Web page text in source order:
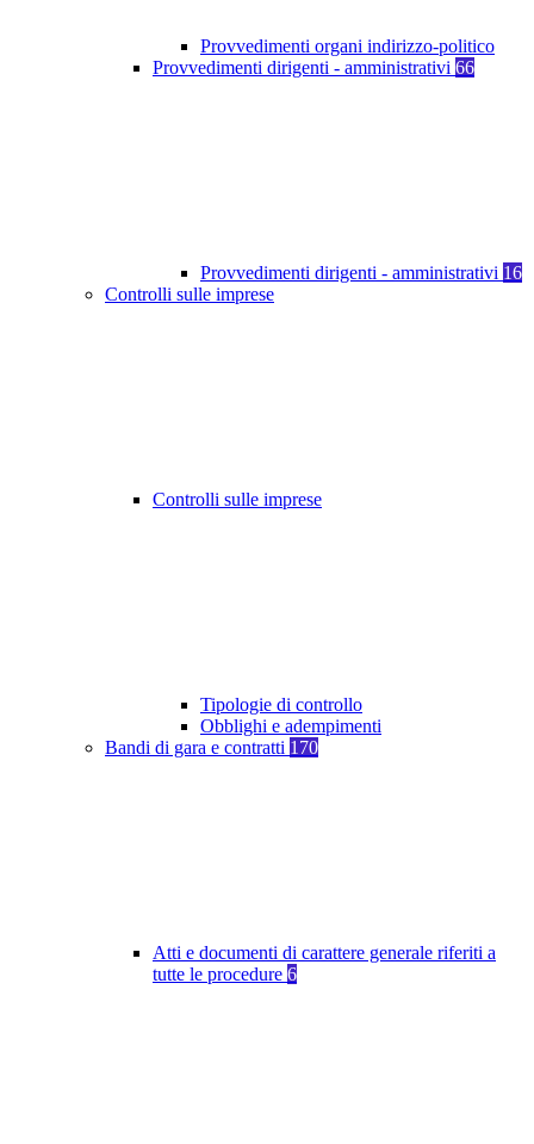
Provvedimenti organi indirizzo-politico
Provvedimenti dirigenti - amministrativi 66
Provvedimenti dirigenti - amministrativi 16
Controlli sulle imprese
Controlli sulle imprese
Tipologie di controllo
Obblighi e adempimenti
Bandi di gara e contratti 170
Atti e documenti di carattere generale riferiti a
tutte le procedure 6